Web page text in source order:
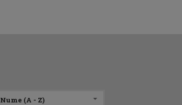
Nume (A - Z)